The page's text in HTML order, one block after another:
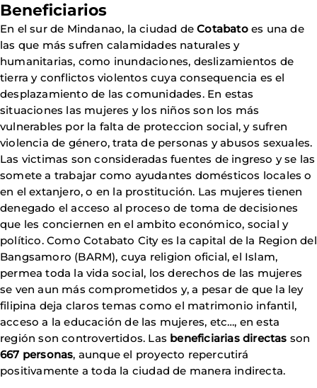
Beneficiarios
En el sur de Mindanao, la ciudad deCotabatoes una de
las que más sufren calamidades naturales y
humanitarias, como inundaciones, deslizamientos de
tierra y conflictos violentos cuya consequencia es el
desplazamiento de las comunidades. En estas
situaciones las mujeres y los niños son los más
vulnerables por la falta de proteccion social, y sufren
violencia de género, trata de personas y abusos sexuales.
Las victimas son consideradas fuentes de ingreso y se las
somete a trabajar como ayudantes domésticos locales o
en el extanjero, o en la prostitución. Las mujeres tienen
denegado el acceso al proceso de toma de decisiones
que les conciernen en el ambito económico, social y
político. Como Cotabato City es la capital de la Region del
Bangsamoro (BARM), cuya religion oficial, el Islam,
permea toda la vida social, los derechos de las mujeres
se ven aun más comprometidos y, a pesar de que la ley
filipina deja claros temas como el matrimonio infantil,
acceso a la educación de las mujeres, etc…, en esta
región son controvertidos. Las beneficiarias directas son
667 personas, aunque el proyecto repercutirá
positivamente a toda la ciudad de manera indirecta.